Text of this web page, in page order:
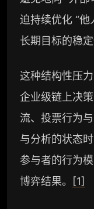
迫持续优化 “他
长期目标的稳定
这种结构性压
企业级链上决
流、投票行为
与分析的状态
参与者的行为
博弈结果。 [1]